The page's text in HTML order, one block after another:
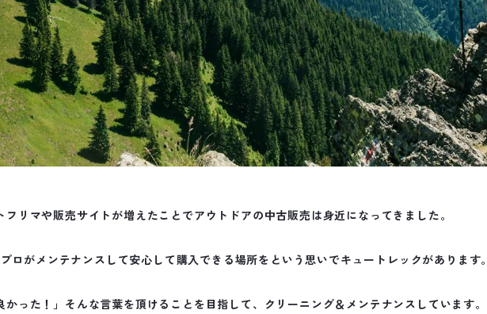
フリマや販売サイトが増えたことでアウトドアの中古販売は身近になってきました。
ロがメンテナンスして安心して購入できる場所をという思いでキュートレックがあります。
かった！」そんな言葉を頂けることを目指して、クリーニング＆メンテナンスしています。